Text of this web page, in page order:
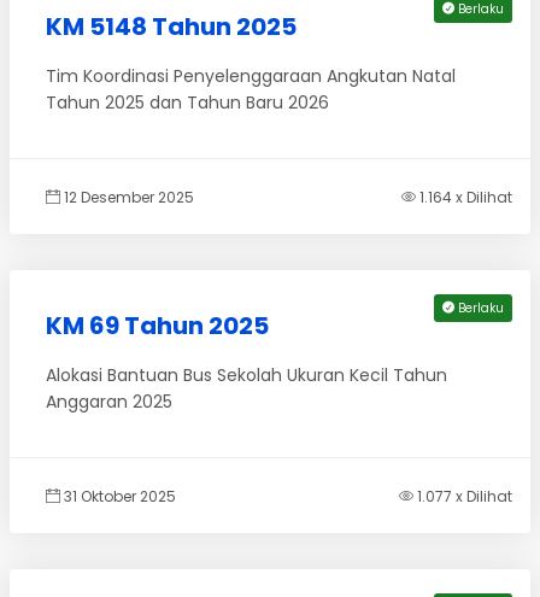
Berlaku
KM 5148 Tahun 2025
Tim Koordinasi Penyelenggaraan Angkutan Natal
Tahun 2025 dan Tahun Baru 2026
12 Desember 2025 1.164 x Dilihat
Berlaku
KM 69 Tahun 2025
Alokasi Bantuan Bus Sekolah Ukuran Kecil Tahun
Anggaran 2025
31 Oktober 2025 1.077 x Dilihat